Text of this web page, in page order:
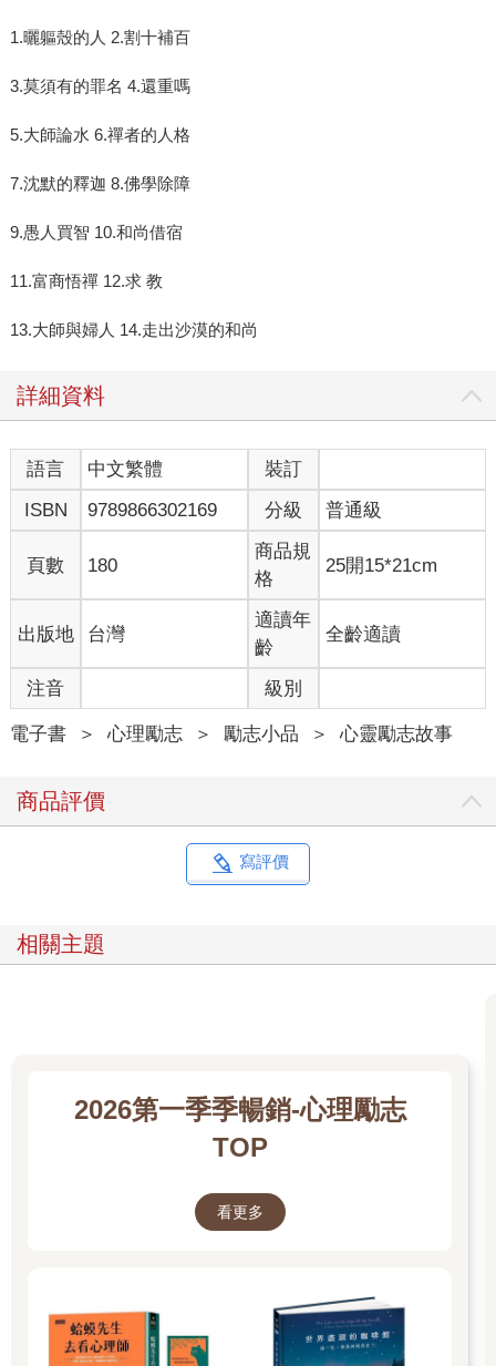
1.曬軀殼的人 2.割十補百
3.莫須有的罪名 4.還重嗎
5.大師論水 6.禪者的人格
7.沈默的釋迦 8.佛學除障
9.愚人買智 10.和尚借宿
11.富商悟禪 12.求 教
13.大師與婦人 14.走出沙漠的和尚
詳細資料
語言 中文繁體
裝訂
ISBN
9789866302169 分級 普通級
頁數 180
商品規
格
25開15*21cm
出版地 台灣
適讀年
齡
全齡適讀
注音 級別
電子書 ＞ 心理勵志 ＞ 勵志小品 ＞ 心靈勵志故事
商品評價
寫評價
相關主題
2026第一季季暢銷-心理勵志
TOP
看更多